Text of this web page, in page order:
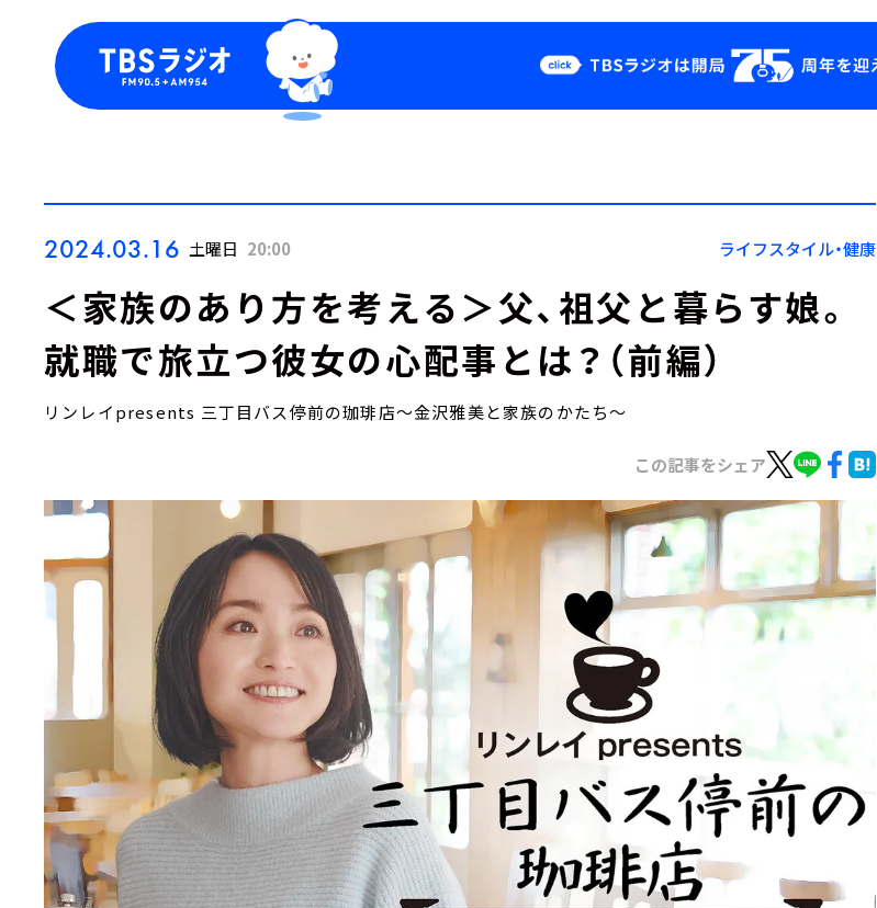
Podcast
YouTube
会社情報
2024.03.16 土曜日 20:00 ライフスタイル・健康
＜家族のあり方を考える＞父、祖父と暮らす娘。
就職で旅立つ彼女の心配事とは？（前編）
リンレイpresents 三丁目バス停前の珈琲店～金沢雅美と家族のかたち～
この記事をシェア